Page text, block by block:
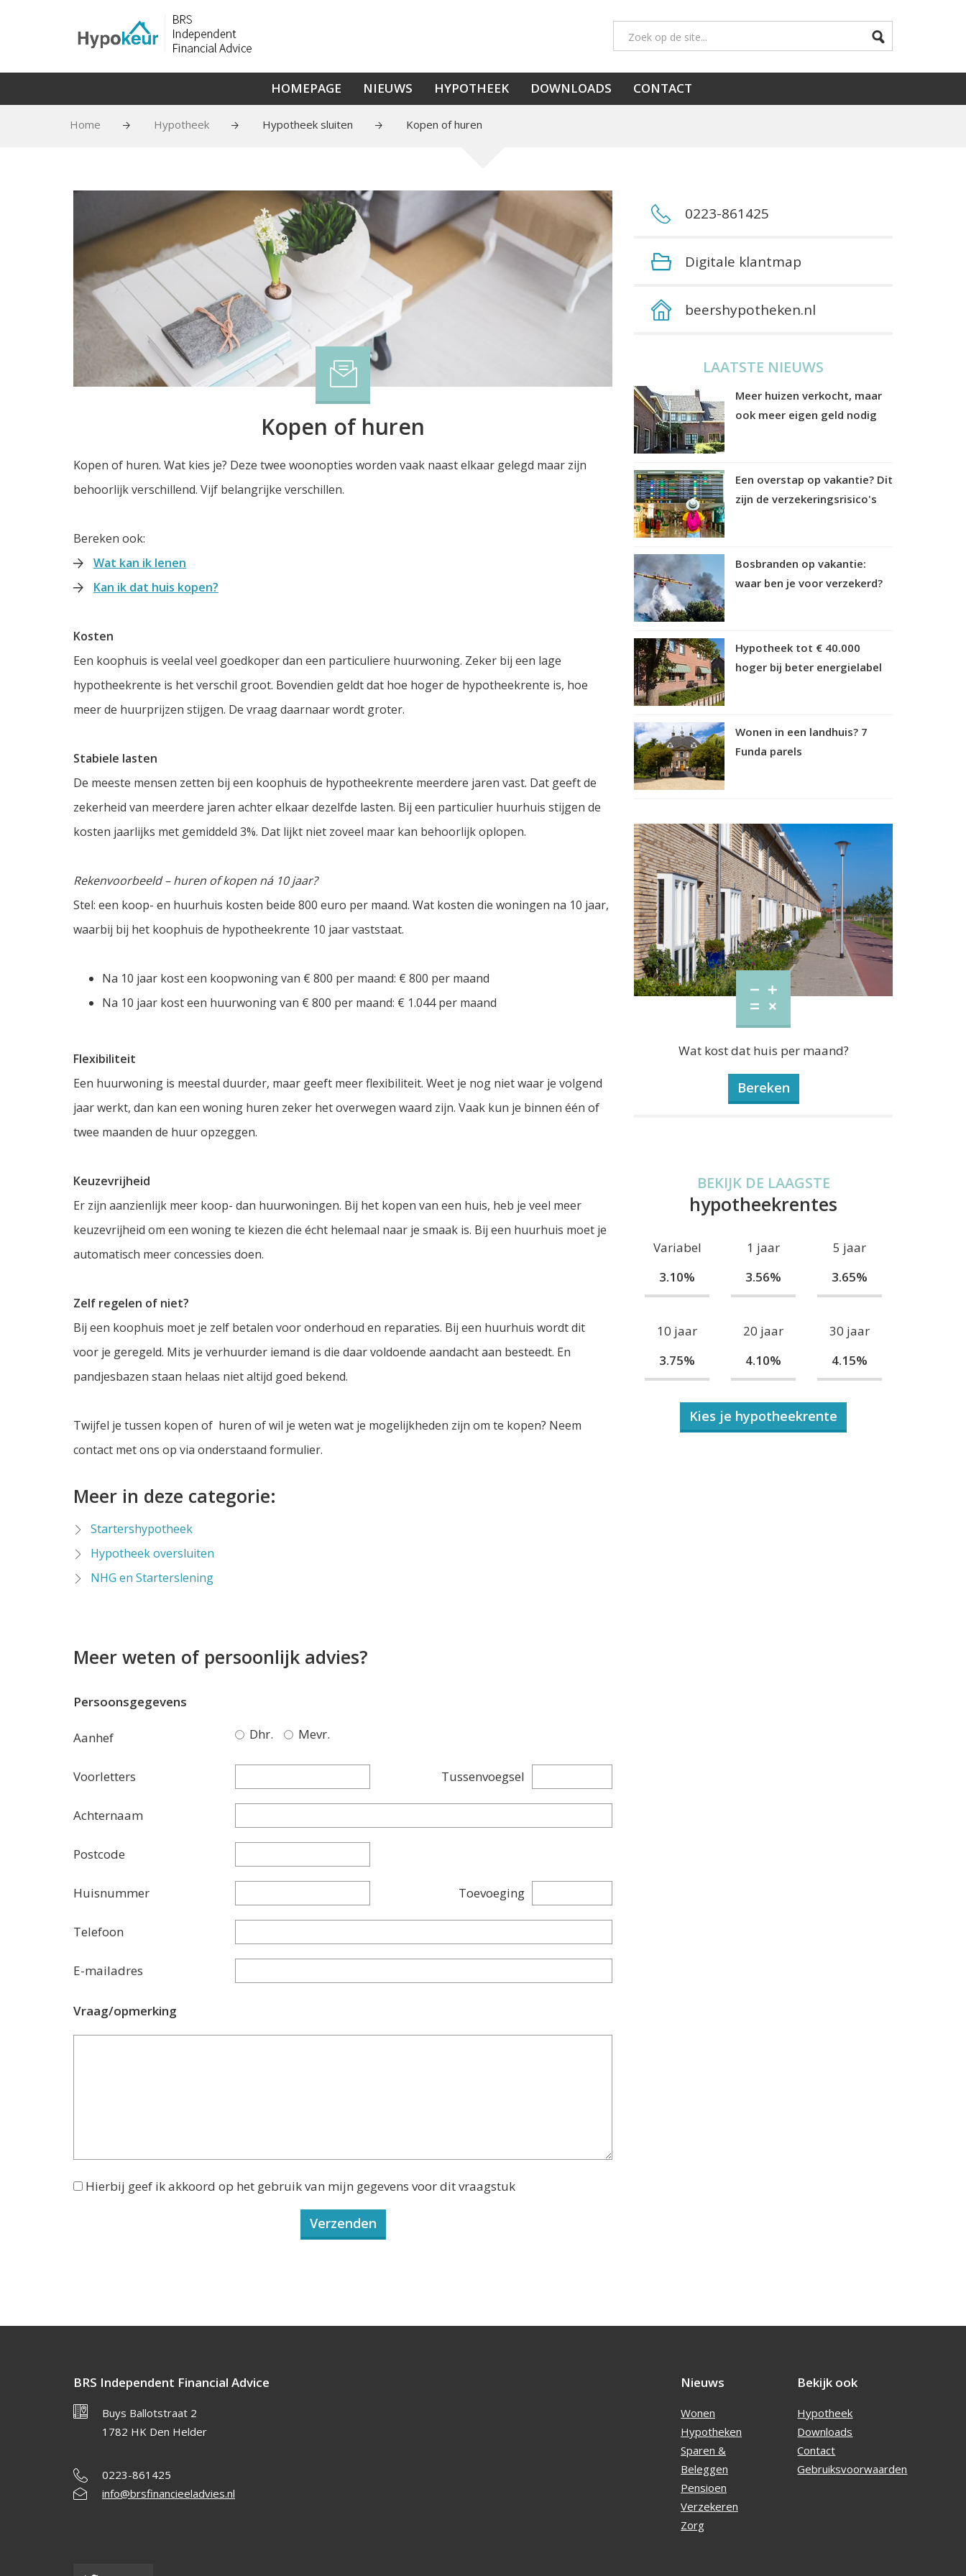
HOMEPAGE NIEUWS HYPOTHEEK DOWNLOADS CONTACT
Home Hypotheek Hypotheek sluiten Kopen of huren
Kopen of huren
Kopen of huren. Wat kies je? Deze twee woonopties worden vaak naast elkaar gelegd maar zijn
behoorlijk verschillend. Vijf belangrijke verschillen.
Bereken ook:
Wat kan ik lenen
Kan ik dat huis kopen?
Kosten
Een koophuis is veelal veel goedkoper dan een particuliere huurwoning. Zeker bij een lage
hypotheekrente is het verschil groot. Bovendien geldt dat hoe hoger de hypotheekrente is, hoe
meer de huurprijzen stijgen. De vraag daarnaar wordt groter.
Stabiele lasten
De meeste mensen zetten bij een koophuis de hypotheekrente meerdere jaren vast. Dat geeft de
zekerheid van meerdere jaren achter elkaar dezelfde lasten. Bij een particulier huurhuis stijgen de
kosten jaarlijks met gemiddeld 3%. Dat lijkt niet zoveel maar kan behoorlijk oplopen.
Rekenvoorbeeld – huren of kopen ná 10 jaar?
Stel: een koop- en huurhuis kosten beide 800 euro per maand. Wat kosten die woningen na 10 jaar,
waarbij bij het koophuis de hypotheekrente 10 jaar vaststaat.
Na 10 jaar kost een koopwoning van € 800 per maand: € 800 per maand
Na 10 jaar kost een huurwoning van € 800 per maand: € 1.044 per maand
Flexibiliteit
Een huurwoning is meestal duurder, maar geeft meer flexibiliteit. Weet je nog niet waar je volgend
jaar werkt, dan kan een woning huren zeker het overwegen waard zijn. Vaak kun je binnen één of
twee maanden de huur opzeggen.
Keuzevrijheid
Er zijn aanzienlijk meer koop- dan huurwoningen. Bij het kopen van een huis, heb je veel meer
keuzevrijheid om een woning te kiezen die écht helemaal naar je smaak is. Bij een huurhuis moet je
automatisch meer concessies doen.
Zelf regelen of niet?
Bij een koophuis moet je zelf betalen voor onderhoud en reparaties. Bij een huurhuis wordt dit
voor je geregeld. Mits je verhuurder iemand is die daar voldoende aandacht aan besteedt. En
pandjesbazen staan helaas niet altijd goed bekend.
Twijfel je tussen kopen of huren of wil je weten wat je mogelijkheden zijn om te kopen? Neem
contact met ons op via onderstaand formulier.
Meer in deze categorie:
Startershypotheek
Hypotheek oversluiten
NHG en Starterslening
Meer weten of persoonlijk advies?
Persoonsgegevens
Aanhef Dhr. Mevr.
Voorletters Tussenvoegsel
Achternaam
Postcode
Huisnummer Toevoeging
Telefoon
E-mailadres
Vraag/opmerking
Hierbij geef ik akkoord op het gebruik van mijn gegevens voor dit vraagstuk
0223-861425
Digitale klantmap
beershypotheken.nl
LAATSTE NIEUWS
Meer huizen verkocht, maar
ook meer eigen geld nodig
Een overstap op vakantie? Dit
zijn de verzekeringsrisico's
Bosbranden op vakantie:
waar ben je voor verzekerd?
Hypotheek tot € 40.000
hoger bij beter energielabel
Wonen in een landhuis? 7
Funda parels
Wat kost dat huis per maand?
Bereken
BEKIJK DE LAAGSTE
hypotheekrentes
Variabel
3.10%
1 jaar
3.56%
5 jaar
3.65%
10 jaar
3.75%
20 jaar
4.10%
30 jaar
4.15%
Kies je hypotheekrente
BRS Independent Financial Advice
Buys Ballotstraat 2
1782 HK Den Helder
0223-861425
info@brsfinancieeladvies.nl
Nieuws
Wonen
Hypotheken
Sparen &
Beleggen
Pensioen
Verzekeren
Zorg
Bekijk ook
Hypotheek
Downloads
Contact
Gebruiksvoorwaarden